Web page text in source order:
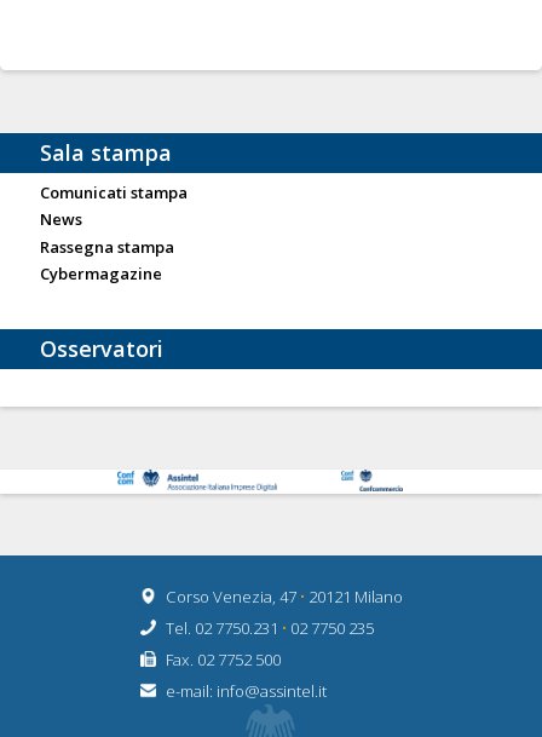
Sala stampa
Comunicati stampa
News
Rassegna stampa
Cybermagazine
Osservatori
Corso Venezia, 47 • 20121 Milano
Tel. 02 7750.231 • 02 7750 235
Fax. 02 7752 500
e-mail: info@assintel.it